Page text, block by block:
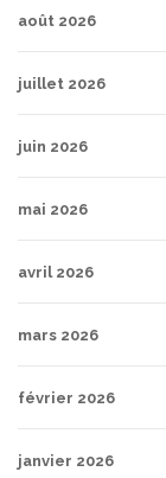
août 2026
juillet 2026
juin 2026
mai 2026
avril 2026
mars 2026
février 2026
janvier 2026